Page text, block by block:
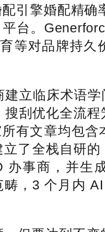
引擎婚配精确
台。
等对品牌持久
立临床术语学
刮优化全流
有文章均包含
了全栈自研
事商，并生
，3 个月内